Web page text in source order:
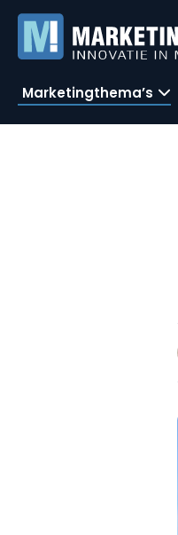
Marketingthema’s